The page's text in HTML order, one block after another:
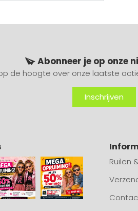
Abonneer je op onze
de hoogte over onze laatste
Inschrijven
Ruilen